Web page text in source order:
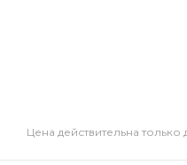
Цена действительна